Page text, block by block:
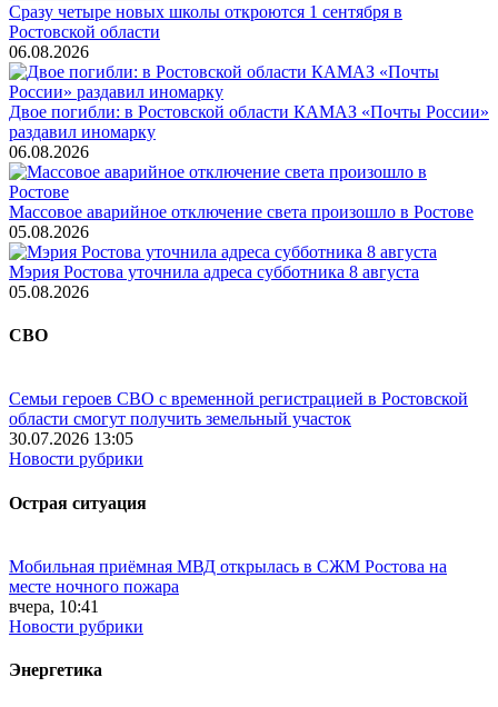
Сразу четыре новых школы откроются 1 сентября в
Ростовской области
06.08.2026
Двое погибли: в Ростовской области КАМАЗ «Почты России»
раздавил иномарку
06.08.2026
Массовое аварийное отключение света произошло в Ростове
05.08.2026
Мэрия Ростова уточнила адреса субботника 8 августа
05.08.2026
СВО
Семьи героев СВО с временной регистрацией в Ростовской
области смогут получить земельный участок
30.07.2026 13:05
Новости рубрики
Острая ситуация
Мобильная приёмная МВД открылась в СЖМ Ростова на
месте ночного пожара
вчера, 10:41
Новости рубрики
Энергетика